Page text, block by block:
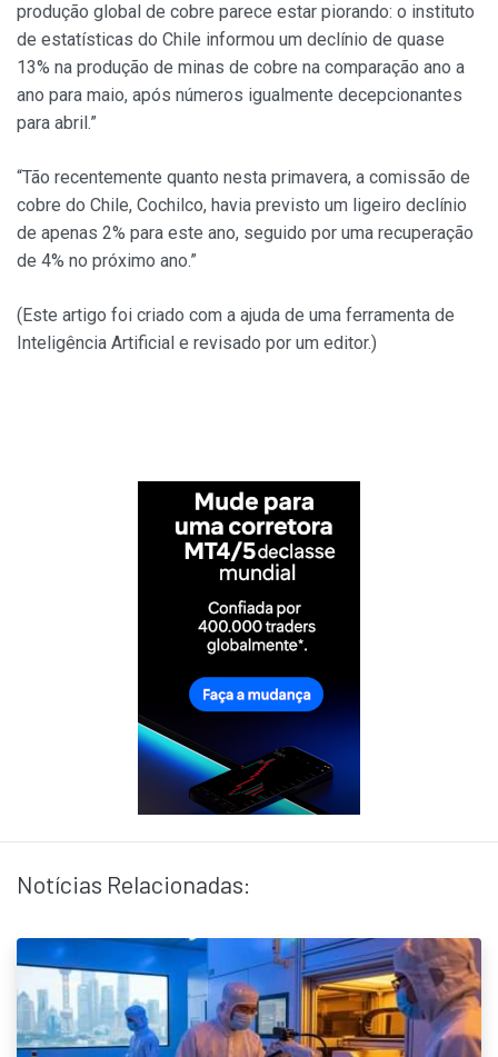
produção global de cobre parece estar piorando: o instituto
de estatísticas do Chile informou um declínio de quase
13% na produção de minas de cobre na comparação ano a
ano para maio, após números igualmente decepcionantes
para abril.”
“Tão recentemente quanto nesta primavera, a comissão de
cobre do Chile, Cochilco, havia previsto um ligeiro declínio
de apenas 2% para este ano, seguido por uma recuperação
de 4% no próximo ano.”
(Este artigo foi criado com a ajuda de uma ferramenta de
Inteligência Artificial e revisado por um editor.)
Notícias Relacionadas: